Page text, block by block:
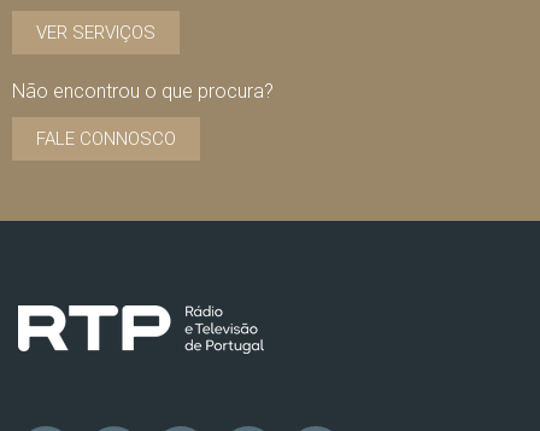
VER SERVIÇOS
Não encontrou o que procura?
FALE CONNOSCO